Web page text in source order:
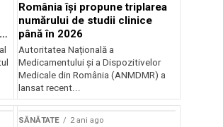
România își propune triplarea
numărului de studii clinice
până în 2026
Autoritatea Națională a
Medicamentului și a Dispozitivelor
Medicale din România (ANMDMR) a
lansat recent...
SĂNĂTATE 2 ani ago